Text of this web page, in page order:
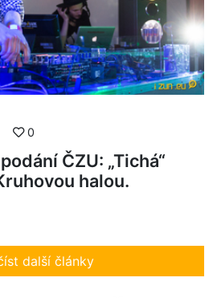
0
ČZU: „Tichá“
halou.
další články